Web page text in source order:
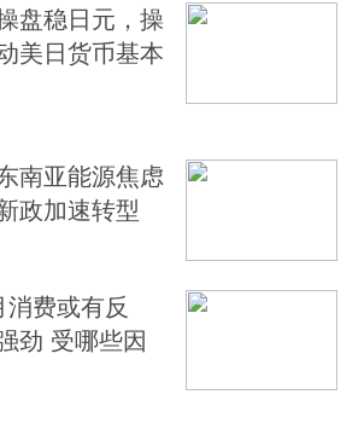
盘稳日元，操
美日货币基本
南亚能源焦虑
政加速转型
费或有反
劲 受哪些因